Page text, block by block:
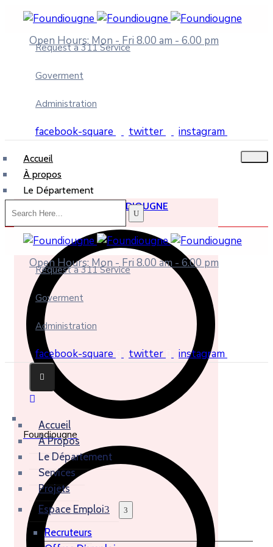
Open Hours: Mon - Fri 8.00 am - 6.00 pm
Request a 311 Service
Goverment
Administration
facebook-square twitter instagram
Accueil
À propos
Le Département
DÉPARTEMENT DE FOUNDIOUGNE
Foundiougne
Open Hours: Mon - Fri 8.00 am - 6.00 pm
Request a 311 Service
Goverment
Administration
facebook-square twitter instagram
Accueil
À Propos
Le Département
Services
Projets
Espace Emploi
Recruteurs